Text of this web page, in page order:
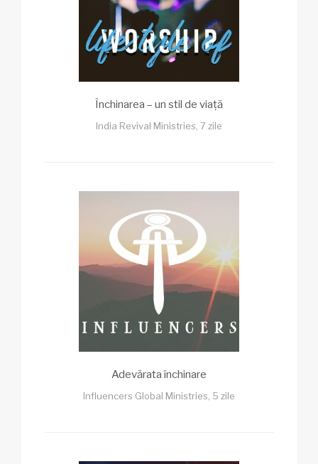
Închinarea – un stil de viață
India Revival Ministries, 7 zile
Adevărata închinare
Influencers Global Ministries, 5 zile